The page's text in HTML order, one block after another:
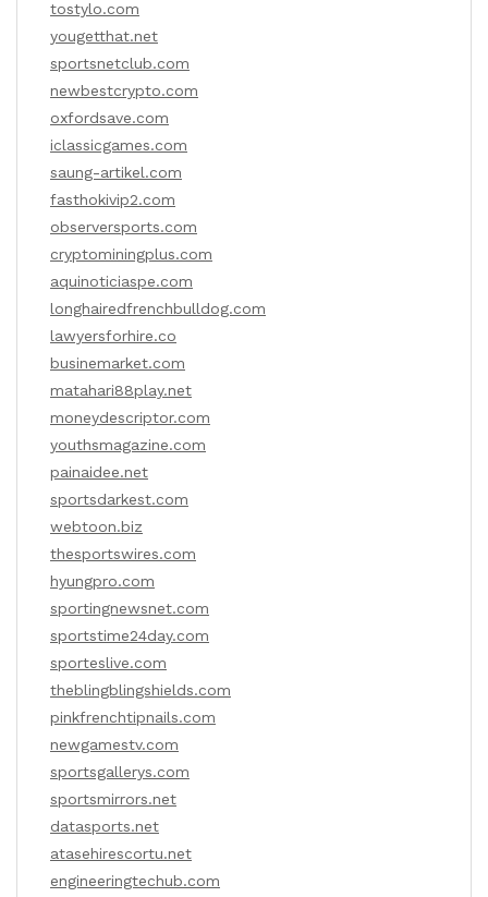
tostylo.com
yougetthat.net
sportsnetclub.com
newbestcrypto.com
oxfordsave.com
iclassicgames.com
saung-artikel.com
fasthokivip2.com
observersports.com
cryptominingplus.com
aquinoticiaspe.com
longhairedfrenchbulldog.com
lawyersforhire.co
businemarket.com
matahari88play.net
moneydescriptor.com
youthsmagazine.com
painaidee.net
sportsdarkest.com
webtoon.biz
thesportswires.com
hyungpro.com
sportingnewsnet.com
sportstime24day.com
sporteslive.com
theblingblingshields.com
pinkfrenchtipnails.com
newgamestv.com
sportsgallerys.com
sportsmirrors.net
datasports.net
atasehirescortu.net
engineeringtechub.com